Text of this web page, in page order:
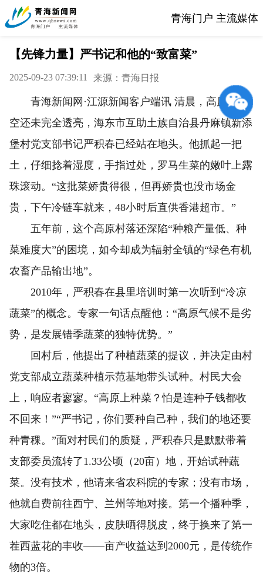
青海门户 主流媒体
【先锋力量】严书记和他的“致富菜”
2025-09-23 07:39:11 来源：青海日报
青海新闻网·江源新闻客户端讯 清晨，高原的天
空还未完全透亮，海东市互助土族自治县丹麻镇新添
堡村党支部书记严积春已经站在地头。他抓起一把
土，仔细捻着湿度，手指过处，罗马生菜的嫩叶上露
珠滚动。“这批菜娇贵得很，但再娇贵也没市场金
贵，下午冷链车就来，48小时后直供香港超市。”
五年前，这个高原村落还深陷“种粮产量低、种
菜难度大”的困境，如今却成为辐射全镇的“绿色有机
农畜产品输出地”。
2010年，严积春在县里培训时第一次听到“冷凉
蔬菜”的概念。专家一句话点醒他：“高原气候不是劣
势，是发展错季蔬菜的独特优势。”
回村后，他提出了种植蔬菜的提议，并决定由村
党支部成立蔬菜种植示范基地带头试种。村民大会
上，响应者寥寥。“高原上种菜？怕是连种子钱都收
不回来！”“严书记，你们要种自己种，我们的地还要
种青稞。”面对村民们的质疑，严积春只是默默带着
支部委员流转了1.33公顷（20亩）地，开始试种蔬
菜。没有技术，他请来省农科院的专家；没有市场，
他就自费前往西宁、兰州等地对接。第一个播种季，
大家吃住都在地头，皮肤晒得脱皮，终于换来了第一
茬西蓝花的丰收——亩产收益达到2000元，是传统作
物的3倍。